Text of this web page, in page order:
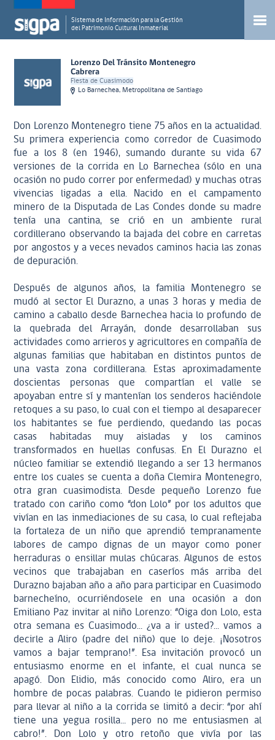
Sistema de Información para la Gestión
del Patrimonio Cultural Inmaterial
Lorenzo Del Tránsito Montenegro
Cabrera
Fiesta de Cuasimodo
Lo Barnechea, Metropolitana de Santiago
Don Lorenzo Montenegro tiene 75 años en la actualidad.
Su primera experiencia como corredor de Cuasimodo
fue a los 8 (en 1946), sumando durante su vida 67
versiones de la corrida en Lo Barnechea (sólo en una
ocasión no pudo correr por enfermedad) y muchas otras
vivencias ligadas a ella. Nacido en el campamento
minero de la Disputada de Las Condes donde su madre
tenía una cantina, se crió en un ambiente rural
cordillerano observando la bajada del cobre en carretas
por angostos y a veces nevados caminos hacia las zonas
de depuración.
Después de algunos años, la familia Montenegro se
mudó al sector El Durazno, a unas 3 horas y media de
camino a caballo desde Barnechea hacia lo profundo de
la quebrada del Arrayán, donde desarrollaban sus
actividades como arrieros y agricultores en compañía de
algunas familias que habitaban en distintos puntos de
una vasta zona cordillerana. Estas aproximadamente
doscientas personas que compartían el valle se
apoyaban entre sí y mantenían los senderos haciéndole
retoques a su paso, lo cual con el tiempo al desaparecer
los habitantes se fue perdiendo, quedando las pocas
casas habitadas muy aisladas y los caminos
transformados en huellas confusas. En El Durazno el
núcleo familiar se extendió llegando a ser 13 hermanos
entre los cuales se cuenta a doña Clemira Montenegro,
otra gran cuasimodista. Desde pequeño Lorenzo fue
tratado con cariño como “don Lolo” por los adultos que
vivían en las inmediaciones de su casa, lo cual reflejaba
la fortaleza de un niño que aprendió tempranamente
labores de campo dignas de un mayor como poner
herraduras o ensillar mulas chúcaras. Algunos de estos
vecinos que trabajaban en caseríos más arriba del
Durazno bajaban año a año para participar en Cuasimodo
barnecheíno, ocurriéndosele en una ocasión a don
Emiliano Paz invitar al niño Lorenzo: “Oiga don Lolo, esta
otra semana es Cuasimodo… ¿va a ir usted?... vamos a
decirle a Aliro (padre del niño) que lo deje. ¡Nosotros
vamos a bajar temprano!”. Esa invitación provocó un
entusiasmo enorme en el infante, el cual nunca se
apagó. Don Elidio, más conocido como Aliro, era un
hombre de pocas palabras. Cuando le pidieron permiso
para llevar al niño a la corrida se limitó a decir: “por ahí
tiene una yegua rosilla… pero no me entusiasmen al
cabro!”. Don Lolo y otro retoño que vivía por las